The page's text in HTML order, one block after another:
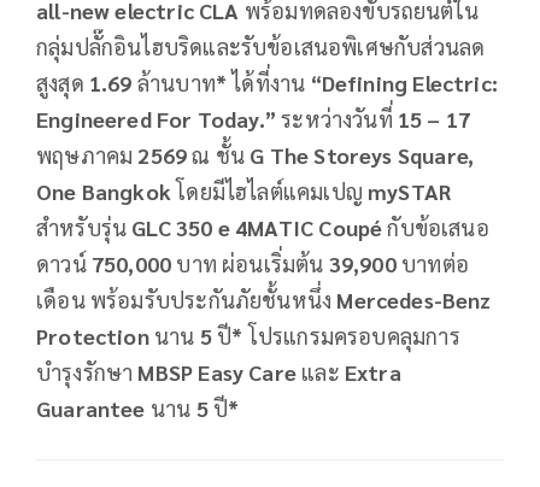
all-new electric CLA พร้อมทดลองขับรถยนต์ใน
กลุ่มปลั๊กอินไฮบริดและรับข้อเสนอพิเศษกับส่วนลด
สูงสุด 1.69 ล้านบาท*ได้ที่งาน “Defining Electric:
Engineered For Today.”ระหว่างวันที่ 15 – 17
พฤษภาคม 2569ณ ชั้น G The Storeys Square,
One Bangkokโดยมีไฮไลต์แคมเปญ mySTAR
สำหรับรุ่น GLC 350 e 4MATIC Coupéกับข้อเสนอ
ดาวน์750,000 บาท ผ่อนเริ่มต้น 39,900 บาทต่อ
เดือน พร้อมรับประกันภัยชั้นหนึ่ง Mercedes-Benz
Protection นาน 5ปี* โปรแกรมครอบคลุมการ
บำรุงรักษา MBSP Easy Care และ Extra
Guarantee นาน 5ปี*